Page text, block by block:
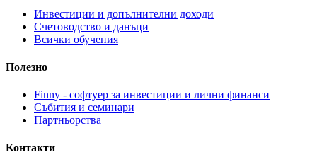
Инвестиции и допълнителни доходи
Счетоводство и данъци
Всички обучения
Полезно
Finny - софтуер за инвестиции и лични финанси
Събития и семинари
Партньорства
Контакти